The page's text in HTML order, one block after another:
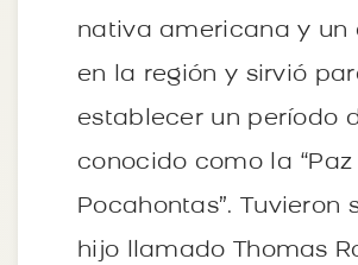
nativa americana y un
en la región y sirvió
establecer un período
conocido como la “Paz
Pocahontas”. Tuvieron
hijo llamado Thomas